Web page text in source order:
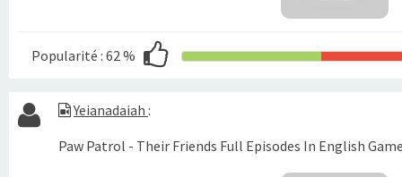
Popularité : 62 %
Yeianadaiah :
Paw Patrol - Their Friends Full Episodes In English